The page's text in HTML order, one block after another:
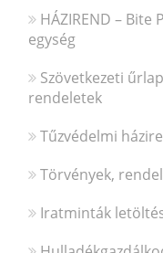
HÁZIREND – Bite
egység
Szövetkezeti
rendeletek
Tűzvédelmi
Törvények,
Iratminták